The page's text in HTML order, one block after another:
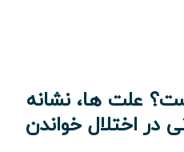
علت ها، نشانه
در اختلال خواندن